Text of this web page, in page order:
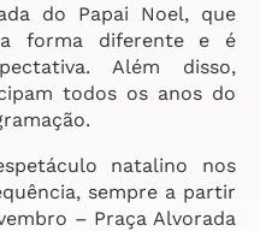
do Papai Noel, que
forma diferente e é
Além disso,
todos os anos do
natalino nos
sempre a partir
– Praça Alvorada